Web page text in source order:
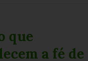
que
a fé de